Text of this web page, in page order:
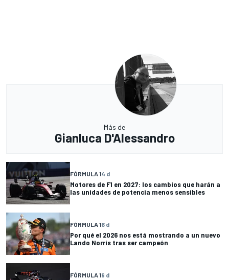
Más de
Gianluca D'Alessandro
FÓRMULA 14 d
Motores de F1 en 2027: los cambios que harán a
las unidades de potencia menos sensibles
FÓRMULA 16 d
Por qué el 2026 nos está mostrando a un nuevo
Lando Norris tras ser campeón
FÓRMULA 19 d